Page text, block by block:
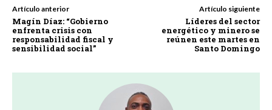
Artículo anterior
Magín Díaz: “Gobierno
enfrenta crisis con
responsabilidad fiscal y
sensibilidad social”
Artículo siguiente
Líderes del sector
energético y minero se
reúnen este martes en
Santo Domingo